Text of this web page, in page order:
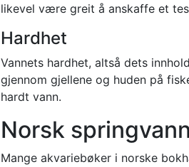
likevel være greit å anskaffe et
Hardhet
Vannets hardhet, altså dets
gjennom gjellene og huden på
hardt vann.
Norsk springvann
Mange akvariebøker i norske